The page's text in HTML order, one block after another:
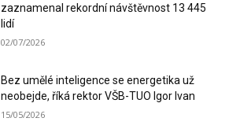
zaznamenal rekordní návštěvnost 13 445
lidí
02/07/2026
Bez umělé inteligence se energetika už
neobejde, říká rektor VŠB-TUO Igor Ivan
15/05/2026